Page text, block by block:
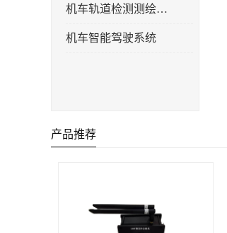
机车轨道检测测绘系统
机车智能驾驶系统
产品推荐